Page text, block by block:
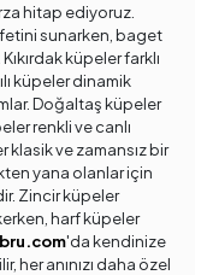
hitap ediyoruz.
sunarken, baget
küpeler farklı
küpeler dinamik
Doğaltaş küpeler
renkli ve canlı
klasik ve zamansız bir
yana olanlar için
Zincir küpeler
harf küpeler
'da kendinize
her anınızı daha özel